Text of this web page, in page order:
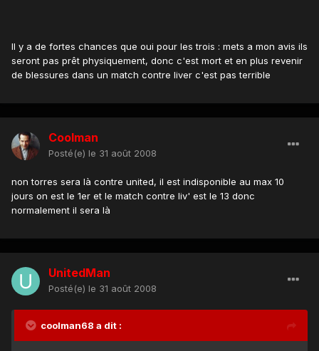
Il y a de fortes chances que oui pour les trois : mets a mon avis ils
seront pas prêt physiquement, donc c'est mort et en plus revenir
de blessures dans un match contre liver c'est pas terrible
Coolman
Posté(e) le 31 août 2008
non torres sera là contre united, il est indisponible au max 10
jours on est le 1er et le match contre liv' est le 13 donc
normalement il sera là
UnitedMan
Posté(e) le 31 août 2008
coolman68 a dit :